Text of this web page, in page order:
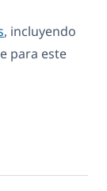
, incluyendo
para este